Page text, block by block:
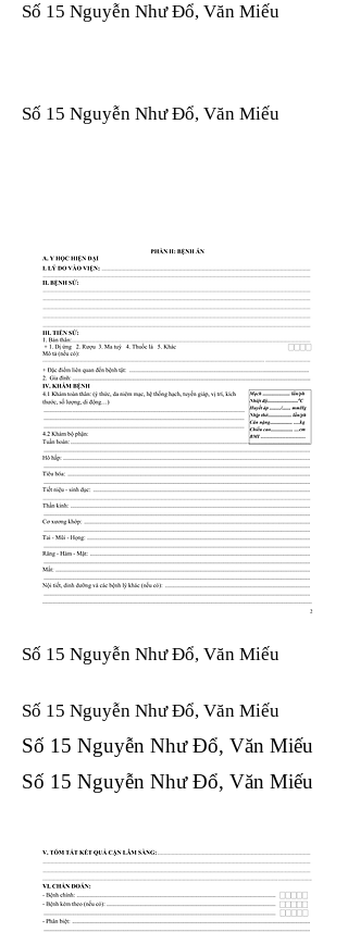
Số 15 Nguyễn Như Đổ, Văn Miếu
Số 15 Nguyễn Như Đổ, Văn Miếu
Số 15 Nguyễn Như Đổ, Văn Miếu
Số 15 Nguyễn Như Đổ, Văn Miếu​​​​
Số 15 Nguyễn Như Đổ, Văn Miếu​​​​
Số 15 Nguyễn Như Đổ, Văn Miếu​​​​